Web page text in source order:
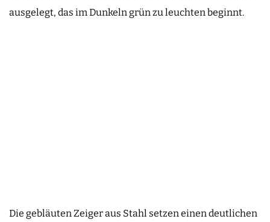
ausgelegt, das im Dunkeln grün zu leuchten beginnt.
Die gebläuten Zeiger aus Stahl setzen einen deutlichen